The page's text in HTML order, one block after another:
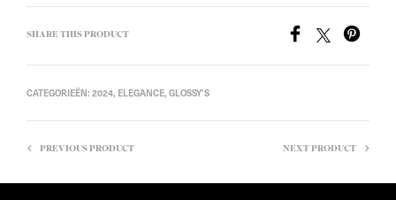
SHARE THIS PRODUCT
CATEGORIEËN: 2024, ELEGANCE, GLOSSY'S
PREVIOUS PRODUCT NEXT PRODUCT